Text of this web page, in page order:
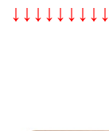
↓↓↓↓↓↓↓↓↓